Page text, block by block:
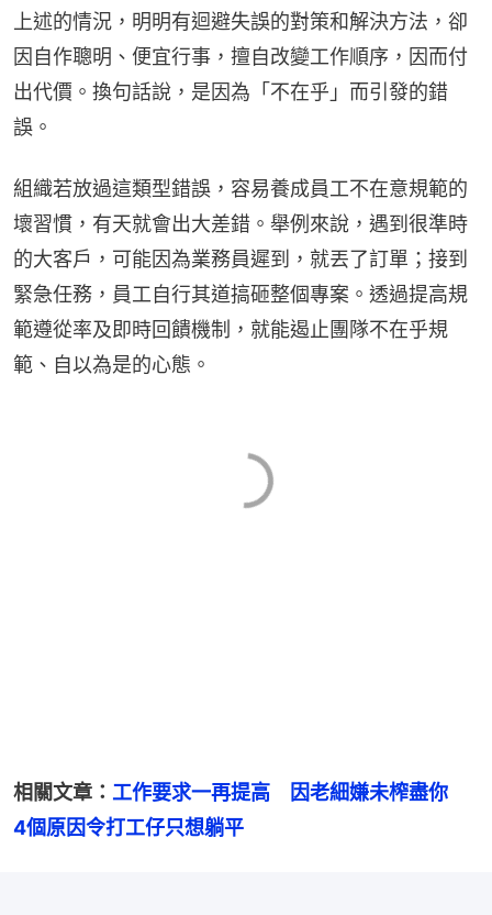
上述的情況，明明有迴避失誤的對策和解決方法，卻
因自作聰明、便宜行事，擅自改變工作順序，因而付
出代價。換句話說，是因為「不在乎」而引發的錯
誤。
組織若放過這類型錯誤，容易養成員工不在意規範的
壞習慣，有天就會出大差錯。舉例來說，遇到很準時
的大客戶，可能因為業務員遲到，就丟了訂單；接到
緊急任務，員工自行其道搞砸整個專案。透過提高規
範遵從率及即時回饋機制，就能遏止團隊不在乎規
範、自以為是的心態。
相關文章： 工作要求一再提高　因老細嫌未榨盡你
4個原因令打工仔只想躺平